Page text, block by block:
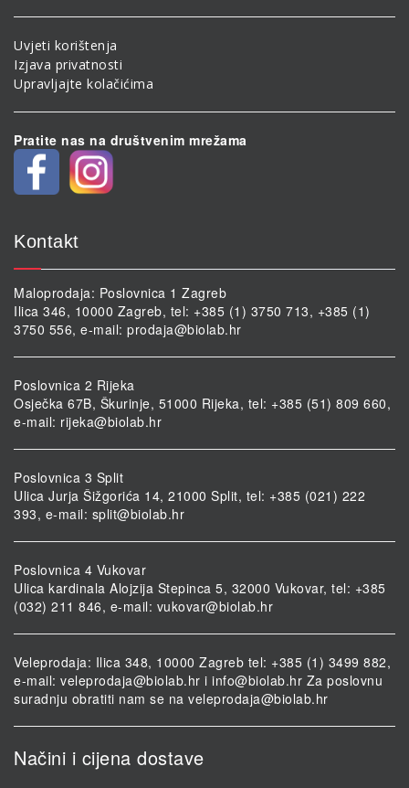
Uvjeti korištenja
Izjava privatnosti
Upravljajte kolačićima
Pratite nas na društvenim mrežama
Kontakt
Maloprodaja: Poslovnica 1 Zagreb
Ilica 346, 10000 Zagreb, tel: +385 (1) 3750 713, +385 (1)
3750 556, e-mail: prodaja@biolab.hr
Poslovnica 2 Rijeka
Osječka 67B, Škurinje, 51000 Rijeka, tel: +385 (51) 809 660,
e-mail: rijeka@biolab.hr
Poslovnica 3 Split
Ulica Jurja Šižgorića 14, 21000 Split, tel: +385 (021) 222
393, e-mail: split@biolab.hr
Poslovnica 4 Vukovar
Ulica kardinala Alojzija Stepinca 5, 32000 Vukovar, tel: +385
(032) 211 846, e-mail: vukovar@biolab.hr
Veleprodaja: Ilica 348, 10000 Zagreb tel: +385 (1) 3499 882,
e-mail: veleprodaja@biolab.hr i info@biolab.hr Za poslovnu
suradnju obratiti nam se na veleprodaja@biolab.hr
Načini i cijena dostave